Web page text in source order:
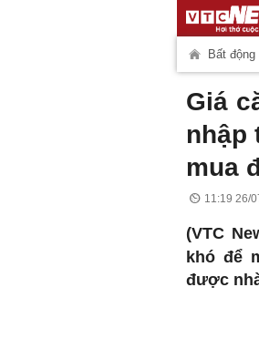
Bất động
Giá
nhập
mua
11:19 26/
(VTC
khó để
được